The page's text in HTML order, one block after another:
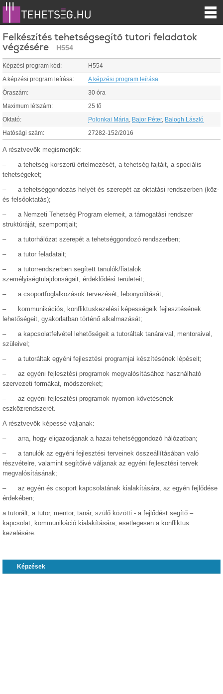
Felkészítés tehetségsegítő tutori feladatok
végzésére
H554
Képzési program kód: H554
A képzési program leírása: A képzési program leírása
Óraszám: 30 óra
Maximum létszám: 25 fő
Oktató: Polonkai Mária Bajor Péter, Balogh László
Hatósági szám: 27282-152/2016
A résztvevők megismerjék:
– a tehetség korszerű értelmezését, a tehetség fajtáit, a speciális
tehetségeket;
– a tehetséggondozás helyét és szerepét az oktatási rendszerben (köz-
és felsőoktatás);
– a Nemzeti Tehetség Program elemeit, a támogatási rendszer
struktúráját, szempontjait;
– a tutorhálózat szerepét a tehetséggondozó rendszerben;
– a tutor feladatait;
– a tutorrendszerben segített tanulók/fiatalok
személyiségtulajdonságait, érdeklődési területeit;
– a csoportfoglalkozások tervezését, lebonyolítását;
– kommunikációs, konfliktuskezelési képességeik fejlesztésének
lehetőségeit, gyakorlatban történő alkalmazását;
– a kapcsolatfelvétel lehetőségeit a tutoráltak tanáraival, mentoraival,
szüleivel;
– a tutoráltak egyéni fejlesztési programjai készítésének lépéseit;
– az egyéni fejlesztési programok megvalósításához használható
szervezeti formákat, módszereket;
– az egyéni fejlesztési programok nyomon-követésének
eszközrendszerét.
A résztvevők képessé váljanak:
– arra, hogy eligazodjanak a hazai tehetséggondozó hálózatban;
– a tanulók az egyéni fejlesztési terveinek összeállításában való
részvételre, valamint segítőivé váljanak az egyéni fejlesztési tervek
megvalósításának;
– az egyén és csoport kapcsolatának kialakítására, az egyén fejlődése
érdekében;
a tutorált, a tutor, mentor, tanár, szülő közötti - a fejlődést segítő –
kapcsolat, kommunikáció kialakítására, esetlegesen a konfliktus
kezelésére.
Képzések